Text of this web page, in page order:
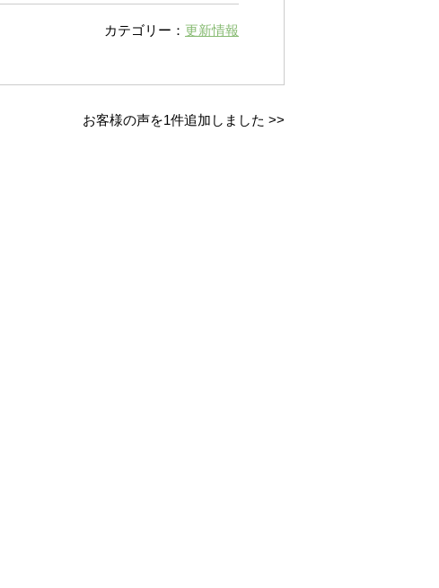
カテゴリー： 更新情報
お客様の声を1件追加しました >>